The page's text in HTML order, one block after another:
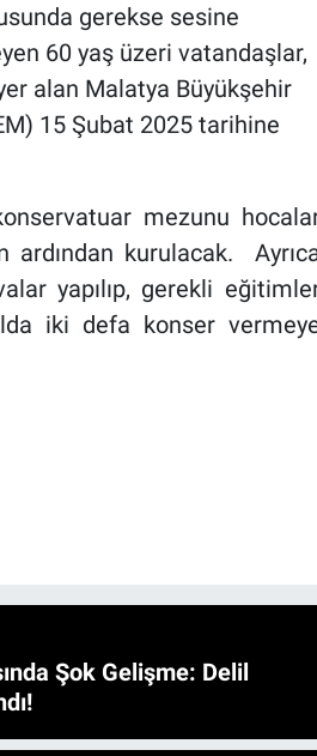
gerekse sesine
60 yaş üzeri vatandaşlar,
alan Malatya Büyükşehir
15 Şubat 2025 tarihine
mezunu
ardından kurulacak.
yapılıp, gerekli
iki defa konser
Şok Gelişme: Delil